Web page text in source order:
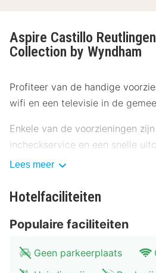
Aspire Castillo
Collection by Wyndham
Profiteer van de handige
wifi en een televisie in de
Enkele van de voorzieningen
incheckservice en een snelle
plaatse heb je een beperkt
flatscreentelevisie. Er is gratis
op het internet wilt surfen.
douche en haardrogers.
een bureau, een
telefoon met gratis
Lees meer
Hotelfaciliteiten
Populaire faciliteiten
Geen parkeerplaats